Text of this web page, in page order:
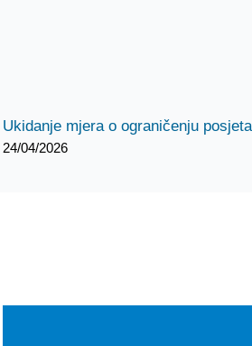
Ukidanje mjera o ograničenju posjeta
24/04/2026